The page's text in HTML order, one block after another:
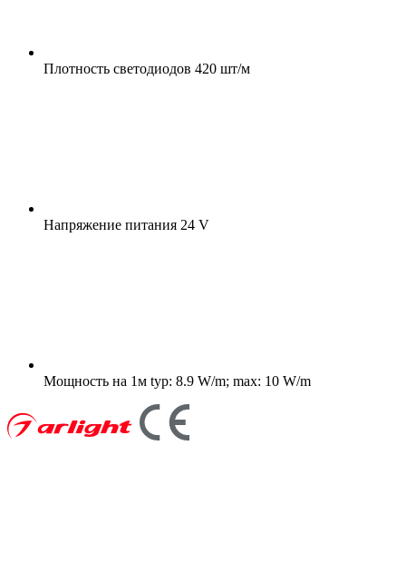
Плотность светодиодов 420 шт/м
Напряжение питания 24 V
Мощность на 1м typ: 8.9 W/m; max: 10 W/m